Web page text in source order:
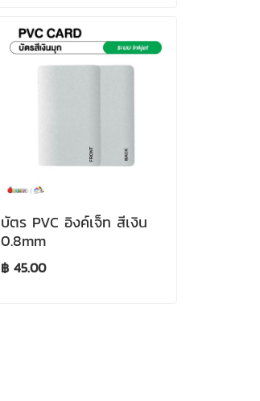
บัตร PVC อิงค์เจ็ท สีเงิน
0.8mm
฿ 45.00